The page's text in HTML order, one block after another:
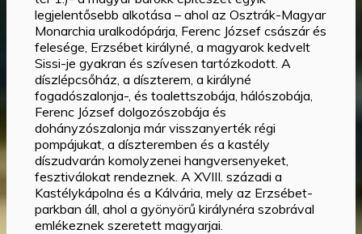
legjelentősebb alkotása – ahol az Osztrák-Magyar
Monarchia uralkodópárja, Ferenc József császár és
felesége, Erzsébet királyné, a magyarok kedvelt
Sissi-je gyakran és szívesen tartózkodott. A
díszlépcsőház, a díszterem, a királyné
fogadószalonja-, és toalettszobája, hálószobája,
Ferenc József dolgozószobája és
dohányzószalonja már visszanyerték régi
pompájukat, a díszteremben és a kastély
díszudvarán komolyzenei hangversenyeket,
fesztiválokat rendeznek. A XVIII. századi a
Kastélykápolna és a Kálvária, mely az Erzsébet-
parkban áll, ahol a gyönyörű királynéra szobrával
emlékeznek szeretett magyarjai.